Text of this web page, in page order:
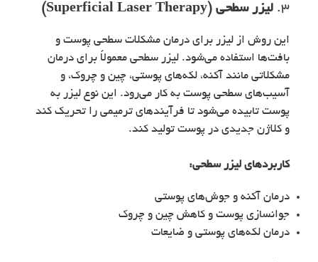
3. لیزر سطحی (Superficial Laser Therapy)
این روش از لیزر برای درمان مشکلات سطحی پوست و
بافت‌ها استفاده می‌شود. لیزر سطحی معمولاً برای درمان
مشکلاتی مانند آکنه، لکه‌های پوستی، چین و چروک، و
آسیب‌های سطحی پوست به کار می‌رود. این نوع لیزر به
پوست تابیده می‌شود تا فرآیندهای ترمیمی را تحریک کند
و کلاژن جدیدی در پوست تولید کند.
کاربردهای لیزر سطحی:
درمان آکنه و جوش‌های پوستی
جوانسازی پوست و کاهش چین و چروک
درمان لکه‌های پوستی و ضایعات